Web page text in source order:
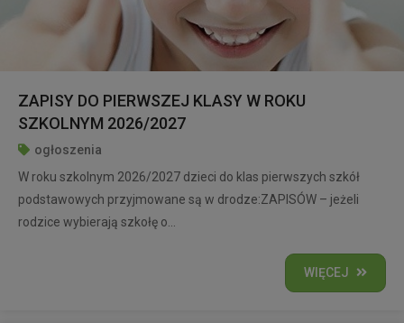
ZAPISY DO PIERWSZEJ KLASY W ROKU
SZKOLNYM 2026/2027
ogłoszenia
W roku szkolnym 2026/2027 dzieci do klas pierwszych szkół
podstawowych przyjmowane są w drodze:ZAPISÓW – jeżeli
rodzice wybierają szkołę o...
WIĘCEJ